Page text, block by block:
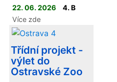
prezentaci
22. 06. 2026
4. B
Více zde
Třídní projekt -
výlet do
Ostravské Zoo